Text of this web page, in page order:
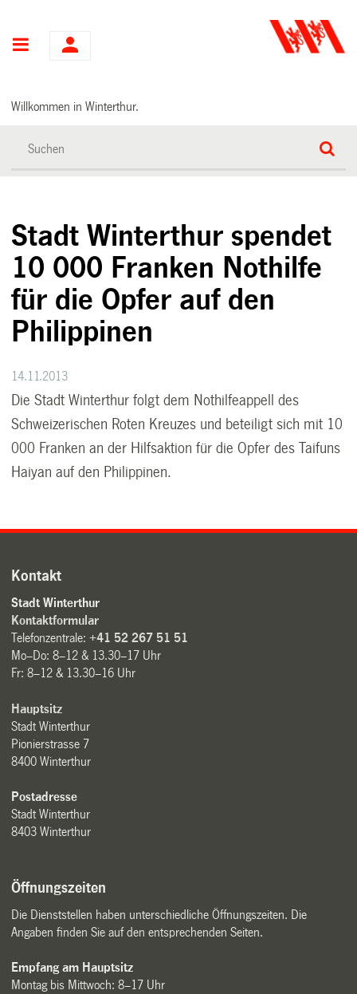
Hauptnavigation
Willkommen in Winterthur.
Stadt Winterthur spendet
10 000 Franken Nothilfe
für die Opfer auf den
Philippinen
14.11.2013
Die Stadt Winterthur folgt dem Nothilfeappell des
Schweizerischen Roten Kreuzes und beteiligt sich mit 10
000 Franken an der Hilfsaktion für die Opfer des Taifuns
Haiyan auf den Philippinen.
Kontakt
Stadt Winterthur
Kontaktformular
Telefonzentrale:+41 52 267 51 51
Mo–Do: 8–12 & 13.30–17 Uhr
Fr: 8–12 & 13.30–16 Uhr
Hauptsitz
Stadt Winterthur
Pionierstrasse 7
8400 Winterthur
Postadresse
Stadt Winterthur
8403 Winterthur
Öffnungszeiten
Die Dienststellen haben unterschiedliche Öffnungszeiten. Die
Angaben finden Sie auf den entsprechenden Seiten.
Empfang am Hauptsitz
Montag bis Mittwoch: 8–17 Uhr